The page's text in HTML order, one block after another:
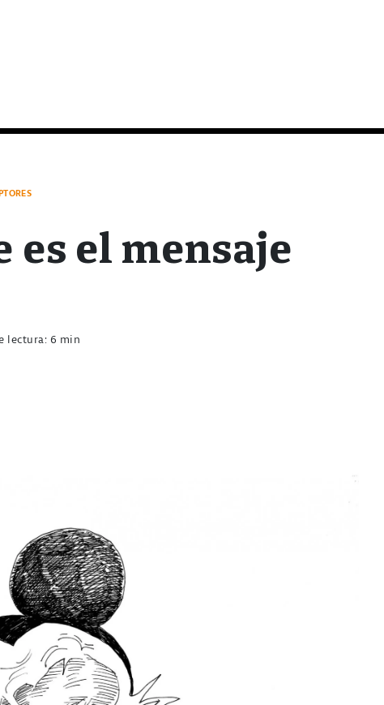
es el mensaje
lectura: 6 min